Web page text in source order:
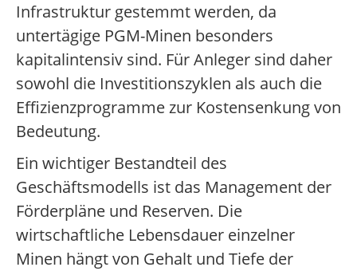
Infrastruktur gestemmt werden, da
untertägige PGM-Minen besonders
kapitalintensiv sind. Für Anleger sind daher
sowohl die Investitionszyklen als auch die
Effizienzprogramme zur Kostensenkung von
Bedeutung.
Ein wichtiger Bestandteil des
Geschäftsmodells ist das Management der
Förderpläne und Reserven. Die
wirtschaftliche Lebensdauer einzelner
Minen hängt von Gehalt und Tiefe der